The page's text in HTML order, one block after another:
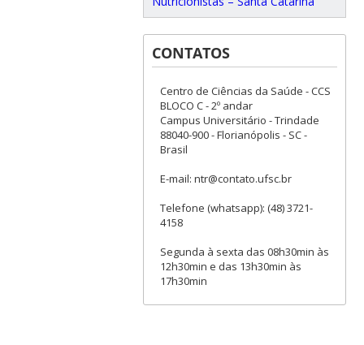
CONTATOS
Centro de Ciências da Saúde - CCS
BLOCO C - 2º andar
Campus Universitário - Trindade
88040-900 - Florianópolis - SC -
Brasil
E-mail: ntr@contato.ufsc.br
Telefone (whatsapp): (48) 3721-
4158
Segunda à sexta das 08h30min às
12h30min e das 13h30min às
17h30min